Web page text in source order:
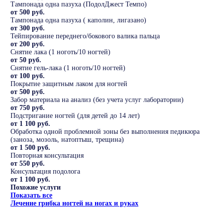
Тампонада одна пазуха (ПодолДжест Темпо)
от 500 руб.
Тампонада одна пазуха ( каполин, лигазано)
от 300 руб.
Тейпирование переднего/бокового валика пальца
от 200 руб.
Снятие лака (1 ноготь/10 ногтей)
от 50 руб.
Снятие гель-лака (1 ноготь/10 ногтей)
от 100 руб.
Покрытие защитным лаком для ногтей
от 500 руб.
Забор материала на анализ (без учета услуг лаборатории)
от 750 руб.
Подстригание ногтей (для детей до 14 лет)
от 1 100 руб.
Обработка одной проблемной зоны без выполнения педикюра
(заноза, мозоль, натоптыш, трещина)
от 1 500 руб.
Повторная консультация
от 550 руб.
Консультация подолога
от 1 100 руб.
Похожие услуги
Показать все
Лечение грибка ногтей на ногах и руках